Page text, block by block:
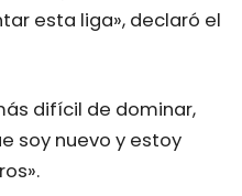
esta liga», declaró el
difícil de dominar,
soy nuevo y estoy